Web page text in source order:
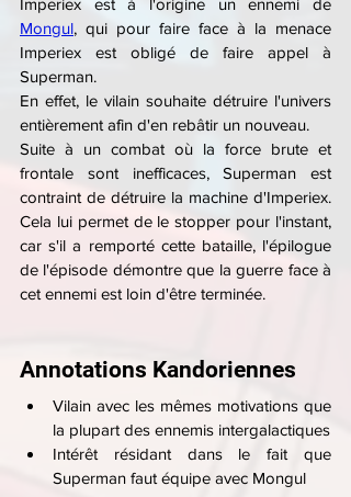
Mongul, qui pour faire face à la menace
Imperiex est obligé de faire appel à
Superman.
En effet, le vilain souhaite détruire l'univers
entièrement afin d'en rebâtir un nouveau.
Suite à un combat où la force brute et
frontale sont inefficaces, Superman est
contraint de détruire la machine d'Imperiex.
Cela lui permet de le stopper pour l'instant,
car s'il a remporté cette bataille, l'épilogue
de l'épisode démontre que la guerre face à
cet ennemi est loin d'être terminée.
Annotations Kandoriennes
Vilain avec les mêmes motivations que
la plupart des ennemis intergalactiques
Intérêt résidant dans le fait que
Superman faut équipe avec Mongul